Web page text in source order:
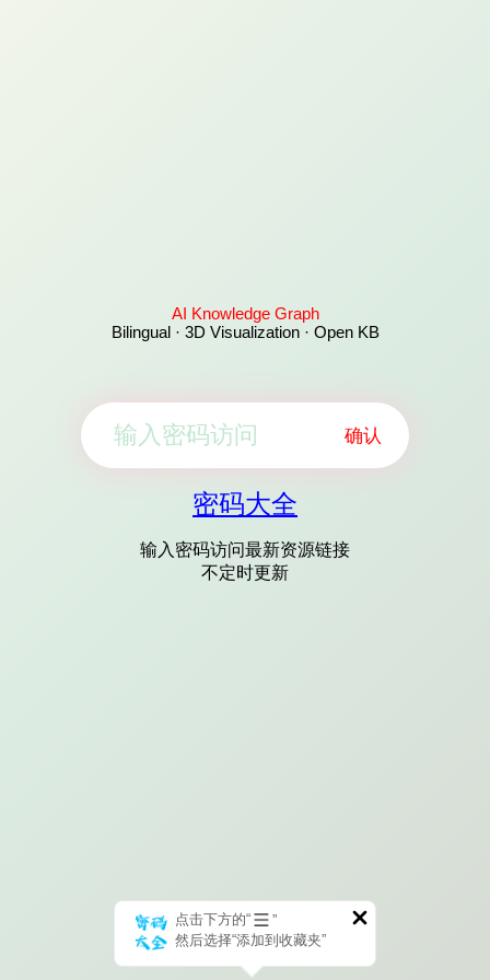
AI Knowledge Graph
Bilingual · 3D Visualization · Open KB
确认
密码大全
输入密码访问最新资源链接
不定时更新
点击下方的“
”
然后选择“添加到收藏夹”